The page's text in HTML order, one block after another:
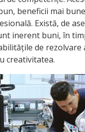
beneficii mai
Există, de
inerent buni, în
de rezolvare
creativitatea.